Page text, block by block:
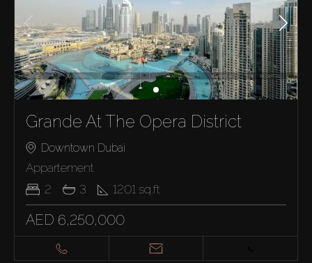
Grande At The Opera District
Downtown Dubai
Appartement
2
3 1201 sq.ft
AED 6,250,000